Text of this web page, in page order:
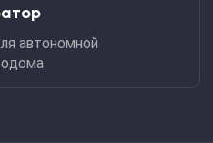
автономной